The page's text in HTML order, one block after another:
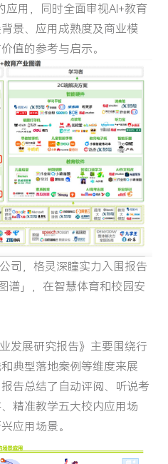
核心算法
视觉智能工坊VE²‌S
与行业应用深度融合，构建
企业的数字变革保驾护航
城市管理
深眸视觉智能工坊
战狼视频图像大数据解决方案
企业智慧经营管理
城市管理
AI前瞻洞察与最佳实践
AI 知识库
活，推动可持续发展
加入我们
定期报告
应用，同时全面审视AI+教育
景、应用成熟度及商业模
值的参考与启示。
司，格灵深瞳实力入围报告
谱」，在智慧体育和校园安
发展研究报告》主要围绕行
典型落地案例等维度来展
告总结了自动评阅、听说考
精准教学五大校内应用场
应用场景。